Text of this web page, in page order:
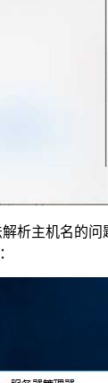
析主机名的